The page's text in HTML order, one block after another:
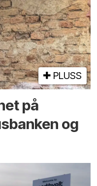
PLUSS
på
og